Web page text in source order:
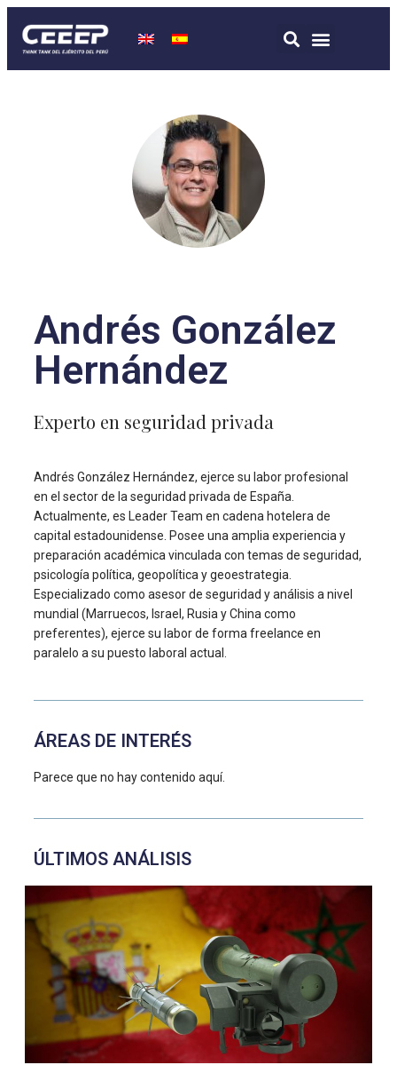
Andrés González
Hernández
Experto en seguridad privada
Andrés González Hernández, ejerce su labor profesional
en el sector de la seguridad privada de España.
Actualmente, es Leader Team en cadena hotelera de
capital estadounidense. Posee una amplia experiencia y
preparación académica vinculada con temas de seguridad,
psicología política, geopolítica y geoestrategia.
Especializado como asesor de seguridad y análisis a nivel
mundial (Marruecos, Israel, Rusia y China como
preferentes), ejerce su labor de forma freelance en
paralelo a su puesto laboral actual.
ÁREAS DE INTERÉS
Parece que no hay contenido aquí.
ÚLTIMOS ANÁLISIS